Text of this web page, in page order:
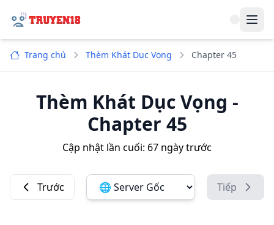
Trang chủ Thèm Khát Dục Vọng Chapter 45
Thèm Khát Dục Vọng -
Chapter 45
Cập nhật lần cuối: 67 ngày trước
Trước Đổi server ảnh: Tiếp